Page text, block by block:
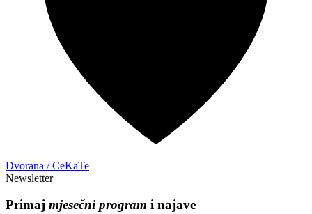
Dvorana / CeKaTe
Newsletter
Primaj mjesečni program i najave